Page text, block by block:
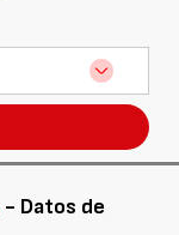
- Datos de